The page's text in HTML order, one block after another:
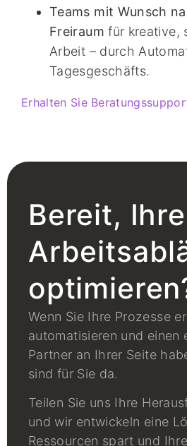
Teams mit Wunsch
Freiraum für kreative,
Arbeit – durch
Tagesgeschäfts.
Erhalten Sie
Bereit, Ihre
Wenn Sie Ihre Prozesse
automatisieren und einen
Partner an Ihrer Seite
sind für Sie da.
Teilen Sie uns Ihre
und wir entwickeln eine
Ressourcen spart und